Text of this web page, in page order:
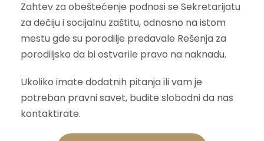
Zahtev za obeštećenje podnosi se Sekretarijatu
za dečiju i socijalnu zaštitu, odnosno na istom
mestu gde su porodilje predavale Rešenja za
porodiljsko da bi ostvarile pravo na naknadu.
Ukoliko imate dodatnih pitanja ili vam je
potreban pravni savet, budite slobodni da nas
kontaktirate.